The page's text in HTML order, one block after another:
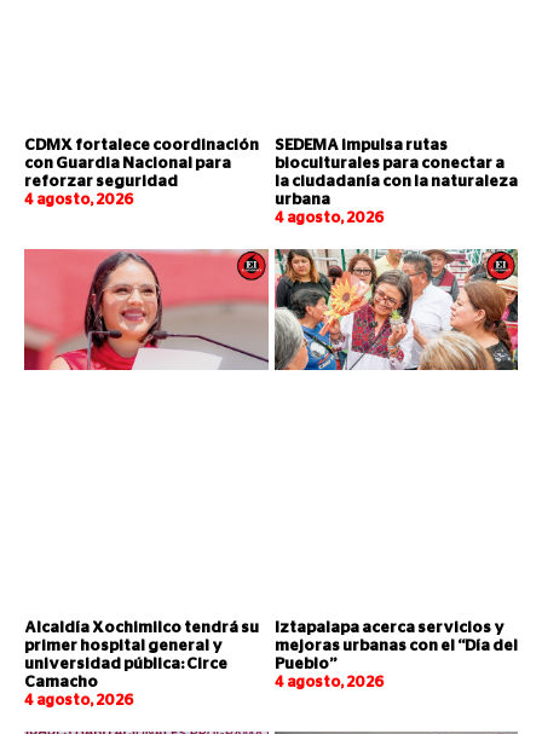
CDMX fortalece coordinación
con Guardia Nacional para
reforzar seguridad
4 agosto, 2026
SEDEMA impulsa rutas
bioculturales para conectar a
la ciudadanía con la naturaleza
urbana
4 agosto, 2026
Alcaldía Xochimilco tendrá su
primer hospital general y
universidad pública: Circe
Camacho
4 agosto, 2026
Iztapalapa acerca servicios y
mejoras urbanas con el “Día del
Pueblo”
4 agosto, 2026